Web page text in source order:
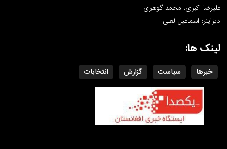
علیرضا اکبری، محمد گوهری
دیزاینر: اسماعیل لعلی
لینک ها:
خبرها سیاست گزارش انتخابات